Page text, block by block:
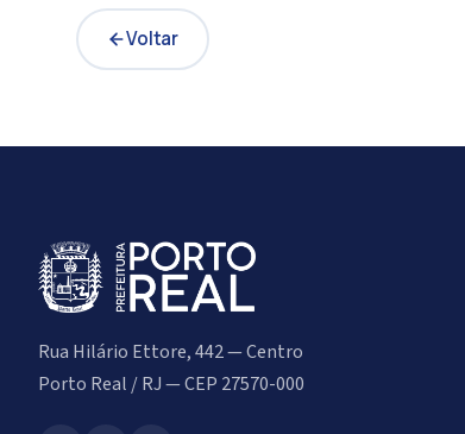
Voltar
Rua Hilário Ettore, 442 — Centro
Porto Real / RJ — CEP 27570-000